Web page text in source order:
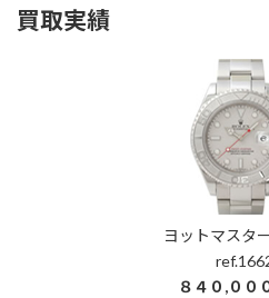
買取実績
ヨットマスタ
８４０,００